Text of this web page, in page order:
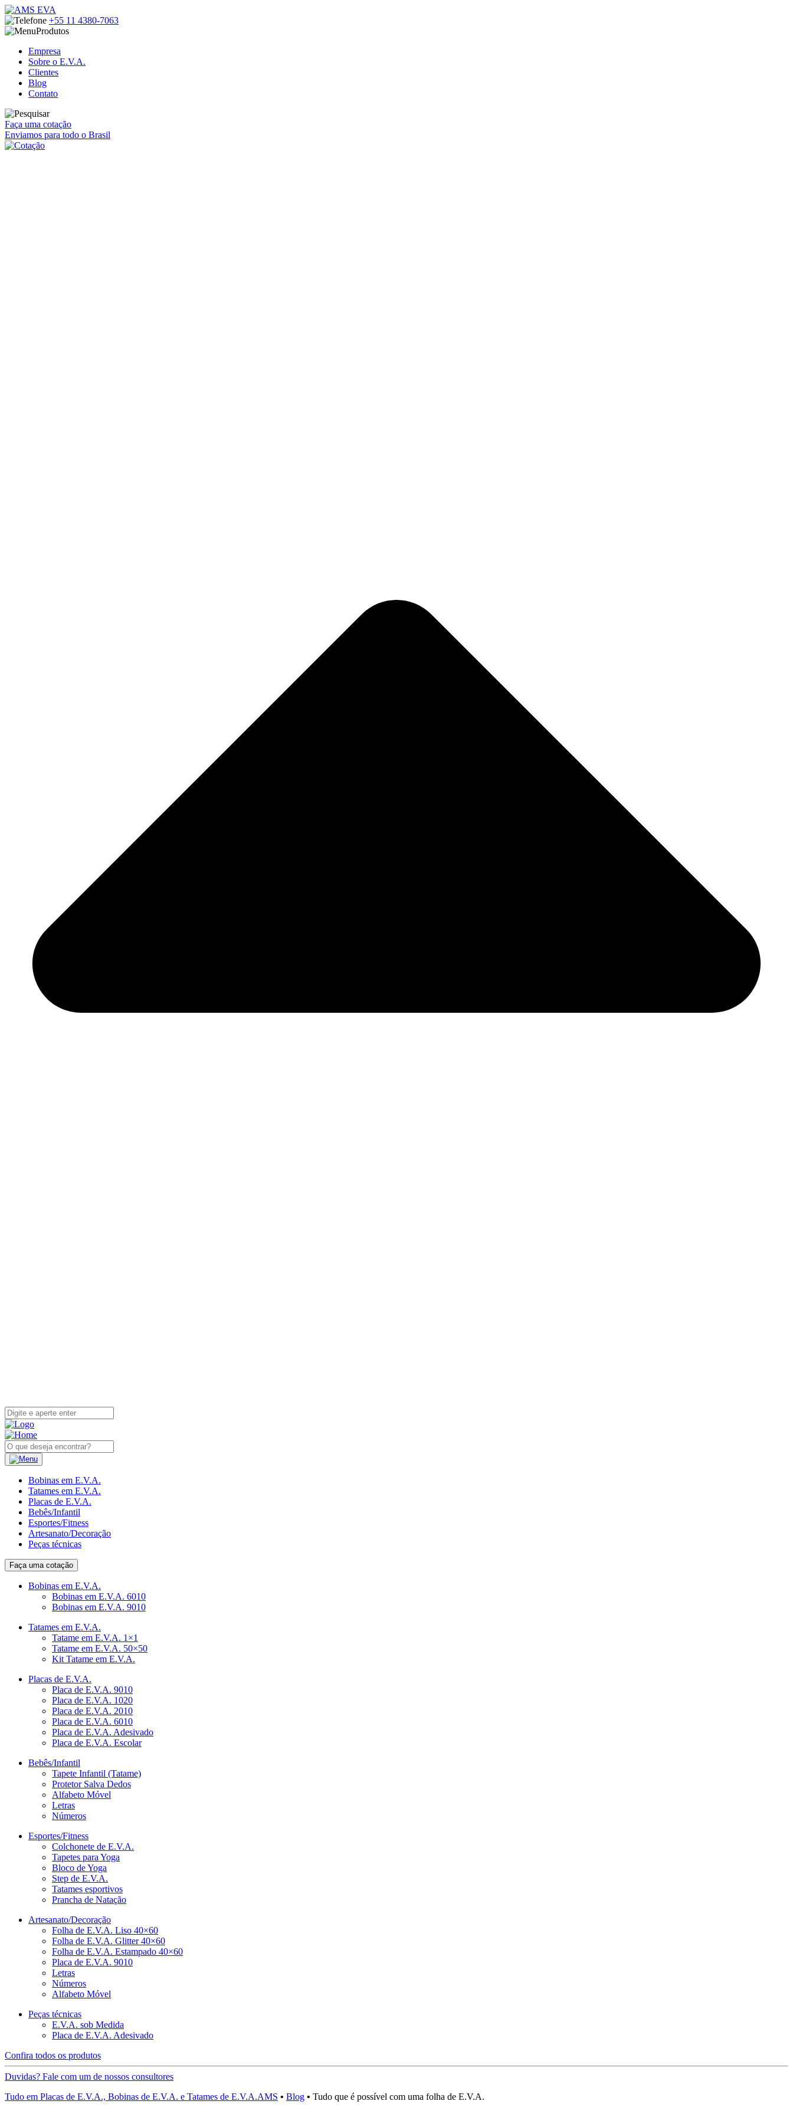
+55 11 4380-7063
Produtos
Empresa
Sobre o E.V.A.
Clientes
Blog
Contato
Faça uma cotação
Enviamos para todo o Brasil
Bobinas em E.V.A.
Tatames em E.V.A.
Placas de E.V.A.
Bebês/Infantil
Esportes/Fitness
Artesanato/Decoração
Peças técnicas
Faça uma cotação
Bobinas em E.V.A.
Bobinas em E.V.A. 6010
Bobinas em E.V.A. 9010
Tatames em E.V.A.
Tatame em E.V.A. 1×1
Tatame em E.V.A. 50×50
Kit Tatame em E.V.A.
Placas de E.V.A.
Placa de E.V.A. 9010
Placa de E.V.A. 1020
Placa de E.V.A. 2010
Placa de E.V.A. 6010
Placa de E.V.A. Adesivado
Placa de E.V.A. Escolar
Bebês/Infantil
Tapete Infantil (Tatame)
Protetor Salva Dedos
Alfabeto Móvel
Letras
Números
Esportes/Fitness
Colchonete de E.V.A.
Tapetes para Yoga
Bloco de Yoga
Step de E.V.A.
Tatames esportivos
Prancha de Natação
Artesanato/Decoração
Folha de E.V.A. Liso 40×60
Folha de E.V.A. Glitter 40×60
Folha de E.V.A. Estampado 40×60
Placa de E.V.A. 9010
Letras
Números
Alfabeto Móvel
Peças técnicas
E.V.A. sob Medida
Placa de E.V.A. Adesivado
Confira todos os produtos
Duvidas? Fale com um de nossos consultores
Tudo em Placas de E.V.A., Bobinas de E.V.A. e Tatames de E.V.A.AMS • Blog • Tudo que é possível com uma folha de E.V.A.